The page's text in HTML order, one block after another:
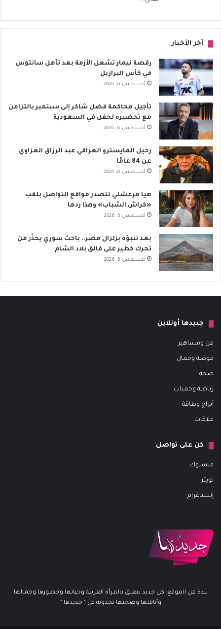
آخر الأخبار
رقصة نيمار تشعل الأزمة بعد تأهل سانتوس
في كأس البرازيل
أغسطس 6, 2026
تأجيل محاكمة فضل شاكر إلى سبتمبر بالتزامن
مع تحضيره لحفل في السعودية
أغسطس 6, 2026
رحيل المايسترو العراقي عبد الرزاق العزاوي
عن 84 عامًا
أغسطس 6, 2026
هيا مرعشلي تتصدر مواقع التواصل بلقب
«كراش الشباب» وهذا ردها
أغسطس 5, 2026
بعد تنبؤه بزلزال مصر.. باحث سوري يحذّر من
تحرك خطير على فالق بلاد الشام
أغسطس 5, 2026
جديدها أونلاين
فن ومشاهير
موضة وجمال
صحة
رياضة وحميات
أبراج وطاقة
علاقات
كن على تواصل
فيسبوك
تويتر
إنستاغرام
نبذة عن الموقع: كل جديد يتعلق بالمرأة العربية وحياتها وحضورها وجمالها
وأناقتها وصحتها تجدونه في " جديدها "